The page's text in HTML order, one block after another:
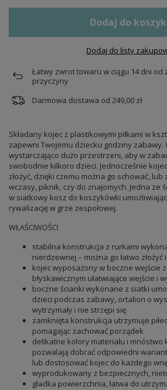
Dodaj do
Dodaj do listy
Łatwy zwrot towaru w ciągu 14dni od
przyczyny
Darmowa dostawa od 249,00 zł
Składany kojec z plastikowymi piłkami w
zapewni Twojemu dziecku godziny zabawy.
wystarczająco dużo przestrzeni, aby w
swobodnie kilkoro dzieci. Jednocześnie
złożyć, dzięki czemu można go schować,
wczasy, piknik, czy do znajomych. Jedna ze
w siatkowy kosz do koszykówki umożliwiając
rywalizację w grze zespołowej.
WŁAŚCIWOŚCI
stabilna konstrukcja z rurkami
nierdzewnej – można go łatwo złożyć
kojec wyposażony w boczne wejście
błyskawicznym ułatwiające wejście i
boczne ścianki wykonane z siatki
dzieci podczas zabawy, ortalion o
wytrzymały i nie strzępi się
zamknięta konstrukcja utrzymuje
pomagając zachować porządek
delikatne kolory materiału i mnóstwo
pozwalają dobrać odpowiedni
lub dostosować kojec do każdego
wyprodukowany z bezpiecznych,
gładka powierzchnia, łatwa do